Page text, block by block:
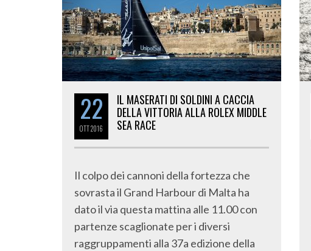
22
OTT2016
IL MASERATI DI SOLDINI A CACCIA
DELLA VITTORIA ALLA ROLEX MIDDLE
SEA RACE
Il colpo dei cannoni della fortezza che
sovrasta il Grand Harbour di Malta ha
dato il via questa mattina alle 11.00 con
partenze scaglionate per i diversi
raggruppamenti alla 37a edizione della